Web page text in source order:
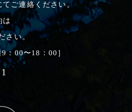
ご連絡ください。
は
さい。
：00〜18：00］